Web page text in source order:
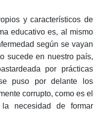
y característicos de
educativo es, al mismo
según se vayan
sucede en nuestro país,
por prácticas
puso por delante los
corrupto, como es el
necesidad de formar